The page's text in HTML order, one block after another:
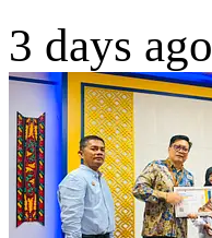
3 days ago